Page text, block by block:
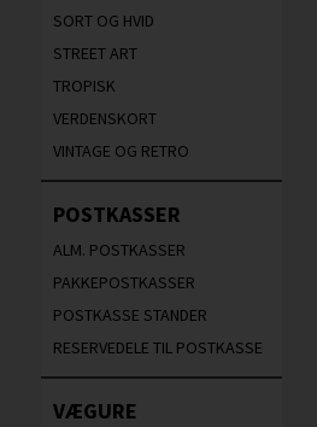
SORT OG HVID
STREET ART
TROPISK
VERDENSKORT
VINTAGE OG RETRO
POSTKASSER
ALM. POSTKASSER
PAKKEPOSTKASSER
POSTKASSE STANDER
RESERVEDELE TIL POSTKASSE
VÆGURE